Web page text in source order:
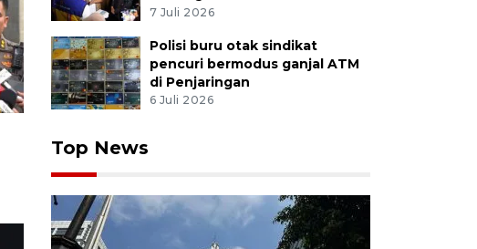
7 Juli 2026
Polisi buru otak sindikat
pencuri bermodus ganjal ATM
di Penjaringan
6 Juli 2026
Top News